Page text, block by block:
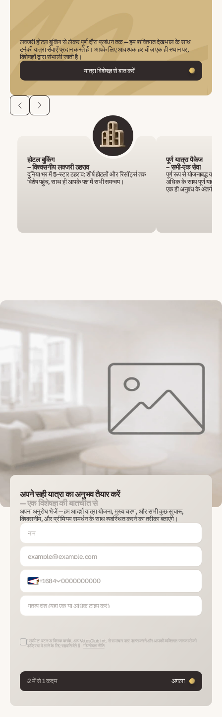
लक्जरी होटल बुकिंग से लेकर पूर्ण दौरा प्रबंधन तक — हम व्यक्तिगत देखभाल के साथ
टर्नकी यात्रा सेवाएँ प्रदान करते हैं। आपके लिए आवश्यक हर चीज़ एक ही स्थान पर,
विशेषज्ञों द्वारा संभाली जाती है।
यात्रा विशेषज्ञ से बात करें
होटल बुकिंग
– विश्वसनीय लक्जरी ठहराव
दुनिया भर में 5-स्टार ठहराव: शीर्ष होटलों और रिसॉर्ट्स तक
विशेष पहुंच, साथ ही आपके पक्ष में सभी समन्वय।
पूर्ण यात्रा पैकेज
– सभी-एक सेवा
पूर्ण रूप से योजनाबद्ध
अधिक के साथ पूर्ण यात्रा
एक ही अनुबंध के अंतर्गत।
अपने सही यात्रा का अनुभव तैयार करें
— एक विशेषज्ञ की बातचीत से
अपना अनुरोध भेजें — हम आदर्श यात्रा योजना, मुख्य चरण, और सभी कुछ सुचारू,
विश्वसनीय, और प्रीमियम समर्थन के साथ व्यवस्थित करने का तरीका बताएंगे।
+1684
"सबमिट" बटन पर क्लिक करके, आप VelesClub Int. से समाचार पत्र प्राप्त करने और आपकी व्यक्तिगत जानकारी को
प्रक्रिया में लाने के लिए सहमति देते हैं। गोपनीयता नीति
2 में से 1 कदम अगला